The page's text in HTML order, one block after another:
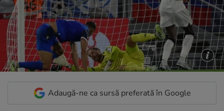
Adaugă-ne ca sursă preferată în Google